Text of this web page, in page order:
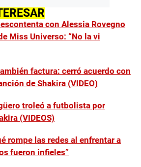
con Alessia Rovegno
Miss Universo: “No la vi
factura: cerró acuerdo con
de Shakira (VIDEO)
troleó a futbolista por
(VIDEOS)
rompe las redes al enfrentar a
fueron infieles”